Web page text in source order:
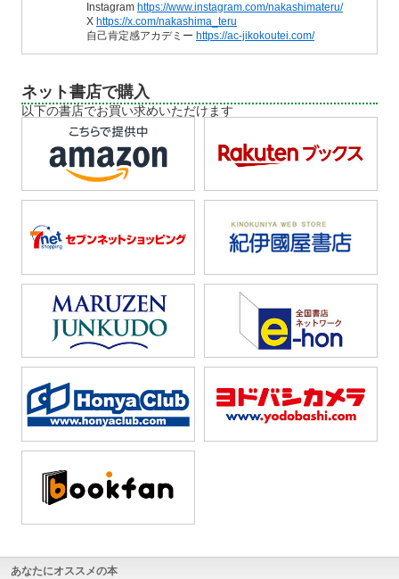
Instagram https://www.instagram.com/nakashimateru/
X https://x.com/nakashima_teru
自己肯定感アカデミー https://ac-jikokoutei.com/
ネット書店で購入
以下の書店でお買い求めいただけます
あなたにオススメの本